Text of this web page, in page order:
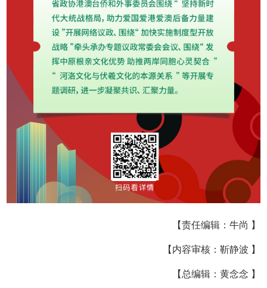
【责任编辑：牛尚 】
【内容审核：靳静波 】
【总编辑：黄念念 】